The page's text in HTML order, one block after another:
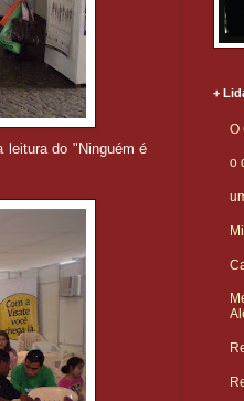
leitura do "Ninguém é
+
O
o